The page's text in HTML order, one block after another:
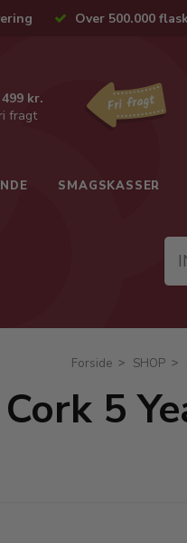
Over 500.000
kr.
fragt
SMAGSKASSER
Forside SHOP
5